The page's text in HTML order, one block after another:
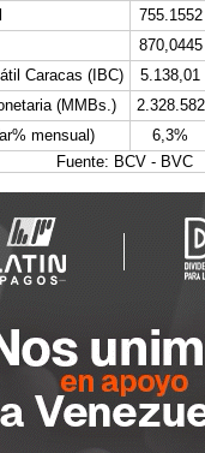
755.1552
870,0445
Caracas (IBC)
5.138,01
(MMBs.)
2.328.582
mensual)
6,3%
Fuente: BCV - BVC